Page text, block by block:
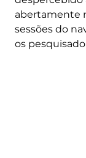
abertamente
sessões do
os